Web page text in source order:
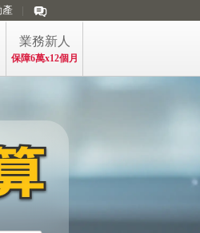
產
業務新人
保障6萬x12個月